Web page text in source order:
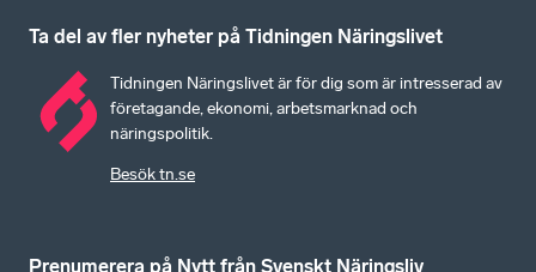
Ta del av fler nyheter på Tidningen Näringslivet
Tidningen Näringslivet är för dig som är intresserad av
företagande, ekonomi, arbetsmarknad och
näringspolitik.
Besök tn.se
Prenumerera på Nytt från Svenskt Näringsliv